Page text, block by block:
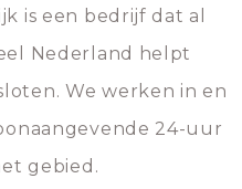
is een bedrijf dat al
Nederland helpt
We werken in en
24-uur
gebied.